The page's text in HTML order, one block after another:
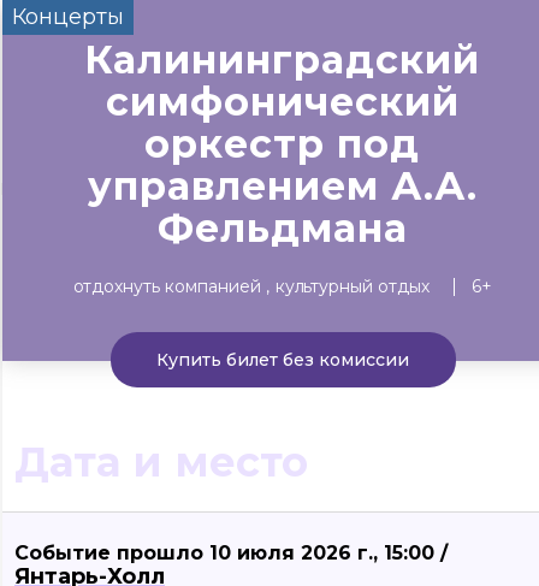
#билеты без комиссии
Концерты Театр Детям Выставки
Концерты
Калининградский
симфонический
оркестр под
управлением А.А.
Фельдмана
отдохнуть компанией культурный отдых 6+
Купить билет без комиссии
Дата и место
Событие прошло 10 июля 2026 г., 15:00 /
Янтарь-Холл